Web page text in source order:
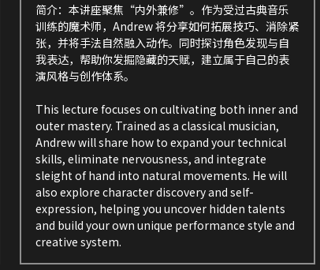
简介：本讲座聚焦“内外兼修”。作为受过古典音乐
训练的魔术师，Andrew 将分享如何拓展技巧、消除紧
张，并将手法自然融入动作。同时探讨角色发现与自
我表达，帮助你发掘隐藏的天赋，建立属于自己的表
演风格与创作体系。
This lecture focuses on cultivating both inner and
outer mastery. Trained as a classical musician,
Andrew will share how to expand your technical
skills, eliminate nervousness, and integrate
sleight of hand into natural movements. He will
also explore character discovery and self-
expression, helping you uncover hidden talents
and build your own unique performance style and
creative system.